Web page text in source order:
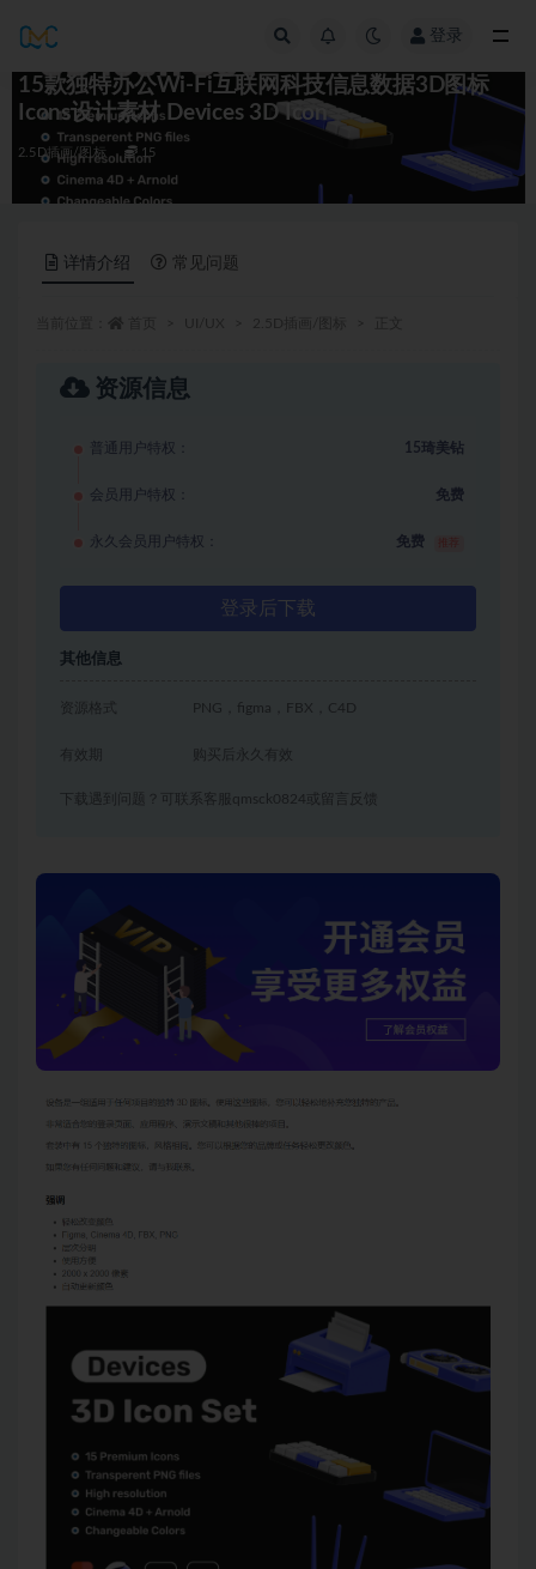
登录
15款独特办公Wi-Fi互联网科技信息数据3D图标
Icons设计素材 Devices 3D Icon
2.5D插画/图标 15
详情介绍 常见问题
资源信息
普通用户特权： 15琦美钻
会员用户特权： 免费
永久会员用户特权： 免费
登录后下载
其他信息
资源格式 PNG，figma，FBX，C4D
有效期 购买后永久有效
下载遇到问题？可联系客服qmsck0824或留言反馈